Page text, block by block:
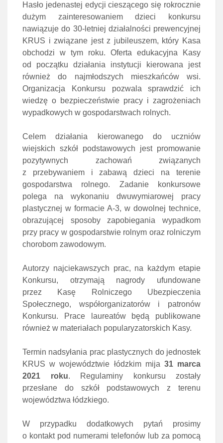
Hasło jedenastej edycji cieszącego się rokrocznie
dużym zainteresowaniem dzieci konkursu
nawiązuje do 30-letniej działalności prewencyjnej
KRUS i związane jest z jubileuszem, który Kasa
obchodzi w tym roku. Oferta edukacyjna Kasy
od początku działania instytucji kierowana jest
również do najmłodszych mieszkańców wsi.
Organizacja Konkursu pozwala sprawdzić ich
wiedzę o bezpieczeństwie pracy i zagrożeniach
wypadkowych w gospodarstwach rolnych.
Celem działania kierowanego do uczniów
wiejskich szkół podstawowych jest promowanie
pozytywnych zachowań związanych
z przebywaniem i zabawą dzieci na terenie
gospodarstwa rolnego. Zadanie konkursowe
polega na wykonaniu dwuwymiarowej pracy
plastycznej w formacie A-3, w dowolnej technice,
obrazującej sposoby zapobiegania wypadkom
przy pracy w gospodarstwie rolnym oraz rolniczym
chorobom zawodowym.
Autorzy najciekawszych prac, na każdym etapie
Konkursu, otrzymają nagrody ufundowane
przez Kasę Rolniczego Ubezpieczenia
Społecznego, współorganizatorów i patronów
Konkursu. Prace laureatów będą publikowane
również w materiałach popularyzatorskich Kasy.
Termin nadsyłania prac plastycznych do jednostek
KRUS w województwie łódzkim mija 31 marca
2021 roku. Regulaminy konkursu zostały
przesłane do szkół podstawowych z terenu
województwa łódzkiego.
W przypadku dodatkowych pytań prosimy
o kontakt pod numerami telefonów lub za pomocą